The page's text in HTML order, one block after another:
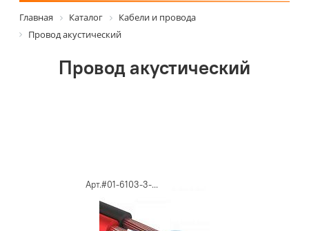
Главная Каталог
Кабели и провода
Провод акустический
Провод акустический
Арт.#01-6103-3-...